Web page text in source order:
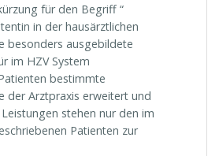
für den Begriff “
in der hausärztlichen
besonders ausgebildete
im HZV System
bestimmte
der Arztpraxis erweitert und
stehen nur den im
Patienten zur